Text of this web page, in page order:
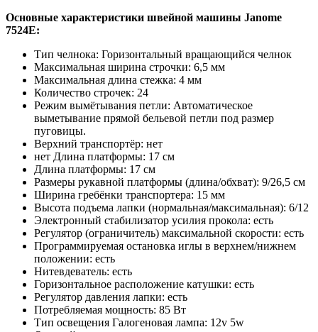
Основные характеристики швейной машины Janome
7524E:
Тип челнока: Горизонтальный вращающийся челнок
Максимальная ширина строчки: 6,5 мм
Максимальная длина стежка: 4 мм
Количество строчек: 24
Режим вымётывания петли: Автоматическое
выметывание прямой бельевой петли под размер
пуговицы.
Верхний транспортёр: нет
нет Длина платформы: 17 см
Длина платформы: 17 см
Размеры рукавной платформы (длина/обхват): 9/26,5 см
Ширина гребёнки транспортера: 15 мм
Высота подъема лапки (нормальная/максимальная): 6/12
Электронный стабилизатор усилия прокола: есть
Регулятор (ограничитель) максимальной скорости: есть
Программируемая остановка иглы в верхнем/нижнем
положении: есть
Нитевдеватель: есть
Горизонтальное расположение катушки: есть
Регулятор давления лапки: есть
Потребляемая мощность: 85 Вт
Тип освещения Галогеновая лампа: 12v 5w